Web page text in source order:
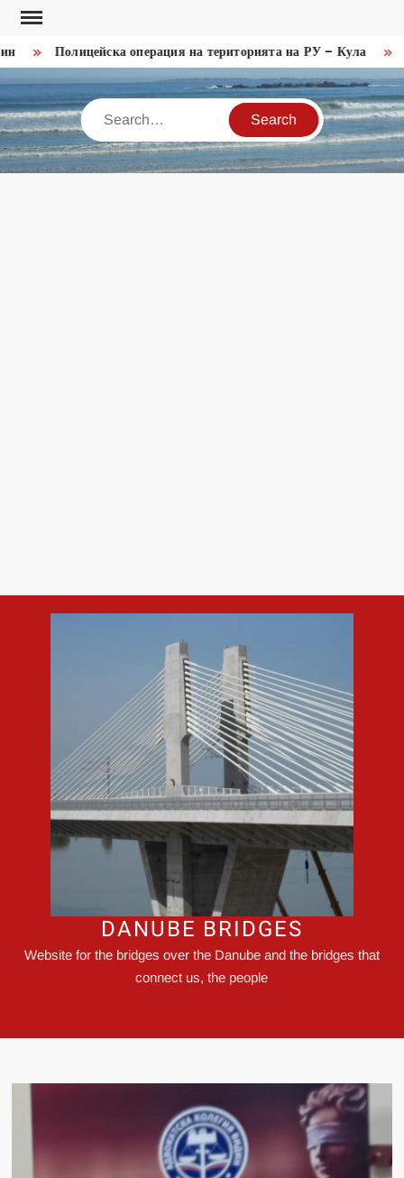
Skip
contentПолицейска операция на територията на РУ – Кула
Search
DANUBE BRIDGES
Website for the bridges over the Danube and the bridges that
connect us, the people